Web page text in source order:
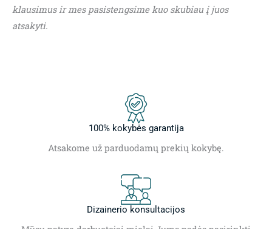
klausimus ir mes pasistengsime kuo skubiau į juos
atsakyti.
100% kokybės garantija
Atsakome už parduodamų prekių kokybę.
Dizainerio konsultacijos